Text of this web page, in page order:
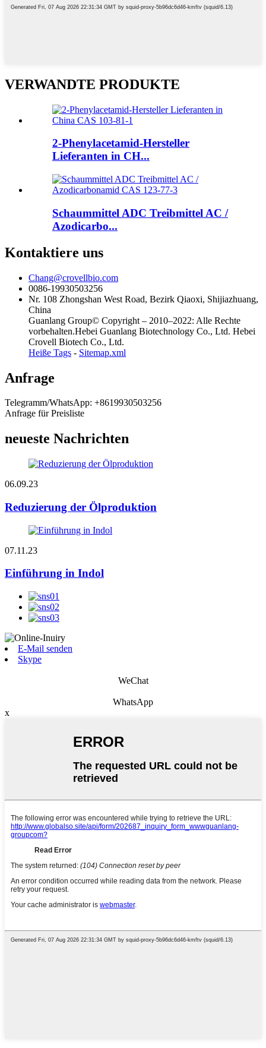
VERWANDTE PRODUKTE
2-Phenylacetamid-Hersteller
Lieferanten in CH...
Schaummittel ADC Treibmittel AC /
Azodicarbo...
Kontaktiere uns
Chang@crovellbio.com
0086-19930503256
Nr. 108 Zhongshan West Road, Bezirk Qiaoxi, Shijiazhuang,
China
Guanlang Group© Copyright – 2010–2022: Alle Rechte
vorbehalten.Hebei Guanlang Biotechnology Co., Ltd. Hebei
Crovell Biotech Co., Ltd.
Heiße Tags - Sitemap.xml
Anfrage
Telegramm/WhatsApp: +8619930503256
Anfrage für Preisliste
neueste Nachrichten
06.09.23
Reduzierung der Ölproduktion
07.11.23
Einführung in Indol
E-Mail senden
Skype
WeChat
WhatsApp
x